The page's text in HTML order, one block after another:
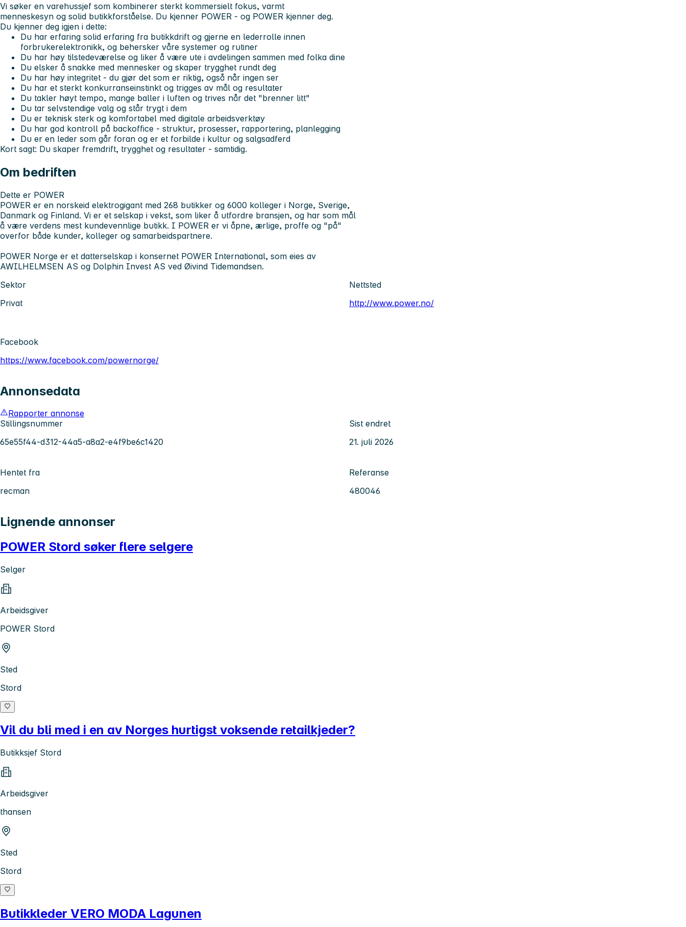
Vi søker en varehussjef som kombinerer sterkt kommersielt fokus, varmt
menneskesyn og solid butikkforståelse. Du kjenner POWER - og POWER kjenner deg.
Du kjenner deg igjen i dette:
Du har erfaring solid erfaring fra butikkdrift og gjerne en lederrolle innen
forbrukerelektronikk, og behersker våre systemer og rutiner
Du har høy tilstedeværelse og liker å være ute i avdelingen sammen med folka dine
Du elsker å snakke med mennesker og skaper trygghet rundt deg
Du har høy integritet - du gjør det som er riktig, også når ingen ser
Du har et sterkt konkurranseinstinkt og trigges av mål og resultater
Du takler høyt tempo, mange baller i luften og trives når det "brenner litt"
Du tar selvstendige valg og står trygt i dem
Du er teknisk sterk og komfortabel med digitale arbeidsverktøy
Du har god kontroll på backoffice - struktur, prosesser, rapportering, planlegging
Du er en leder som går foran og er et forbilde i kultur og salgsadferd
Kort sagt: Du skaper fremdrift, trygghet og resultater - samtidig.
Om bedriften
Dette er POWER
POWER er en norskeid elektrogigant med 268 butikker og 6000 kolleger i Norge, Sverige,
Danmark og Finland. Vi er et selskap i vekst, som liker å utfordre bransjen, og har som mål
å være verdens mest kundevennlige butikk. I POWER er vi åpne, ærlige, proffe og "på"
overfor både kunder, kolleger og samarbeidspartnere.
POWER Norge er et datterselskap i konsernet POWER International, som eies av
AWILHELMSEN AS og Dolphin Invest AS ved Øivind Tidemandsen.
Sektor
Privat
Nettsted
http://www.power.no/
Facebook
https://www.facebook.com/powernorge/
Annonsedata
Rapporter annonse
Stillingsnummer
65e55f44-d312-44a5-a8a2-e4f9be6c1420
Sist endret
21. juli 2026
Hentet fra
recman
Referanse
480046
Lignende annonser
POWER Stord søker flere selgere
Selger
Arbeidsgiver
POWER Stord
Sted
Stord
Vil du bli med i en av Norges hurtigst voksende retailkjeder?
Butikksjef Stord
Arbeidsgiver
thansen
Sted
Stord
Butikkleder VERO MODA Lagunen